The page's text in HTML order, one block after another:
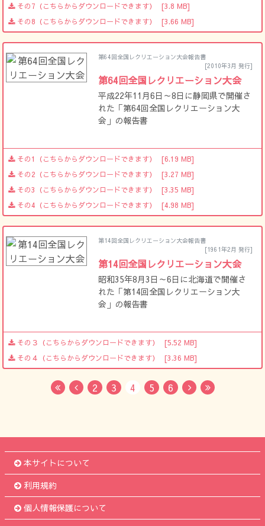
その7（こちらからダウンロードできます）
[3.8 MB]
その8（こちらからダウンロードできます）
[3.66 MB]
第64回全国レクリエーション大会報告書
[2010年3月 発行]
第64回全国レクリエーション大会
平成22年11月6日～8日に静岡県で開催さ
れた「第64回全国レクリエーション大
会」の報告書
その1（こちらからダウンロードできます）
[6.19 MB]
その2（こちらからダウンロードできます）
[3.27 MB]
その3（こちらからダウンロードできます）
[3.35 MB]
その4（こちらからダウンロードできます）
[4.98 MB]
第14回全国レクリエーション大会報告書
[1961年2月 発行]
第14回全国レクリエーション大会
昭和35年8月3日～6日に北海道で開催さ
れた「第14回全国レクリエーション大
会」の報告書
その３（こちらからダウンロードできます）
[5.52 MB]
その４（こちらからダウンロードできます）
[3.36 MB]
FirstPrevious
2 3 4 5 6 NextLast
本サイトについて
利用規約
個人情報保護について